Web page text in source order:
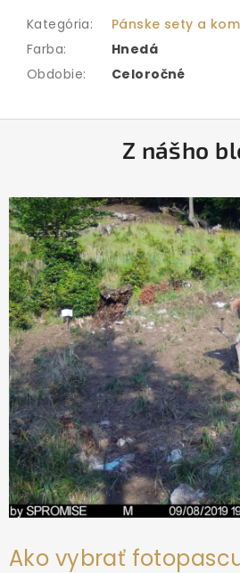
Kategória:
Pánske sety a
Farba:
Hnedá
Obdobie: Celoročné
ä
e
Z nášho
Ako vybrať